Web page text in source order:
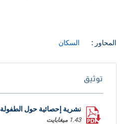
المحاور : السكان
توثيق
نشرية إحصائية حول الطفولة
1.43 ميغابايت